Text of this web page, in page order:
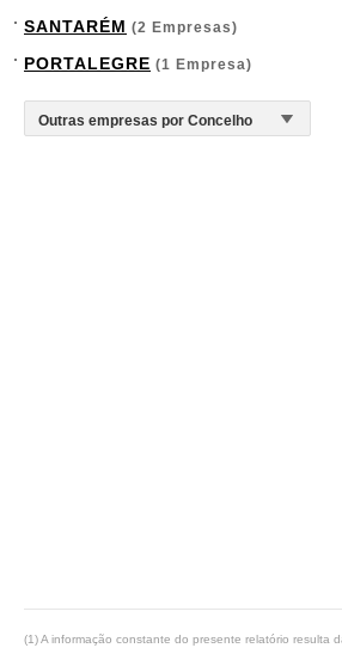
SANTARÉM (2 Empresas)
PORTALEGRE (1 Empresa)
(1) A informação constante do presente relatório resulta